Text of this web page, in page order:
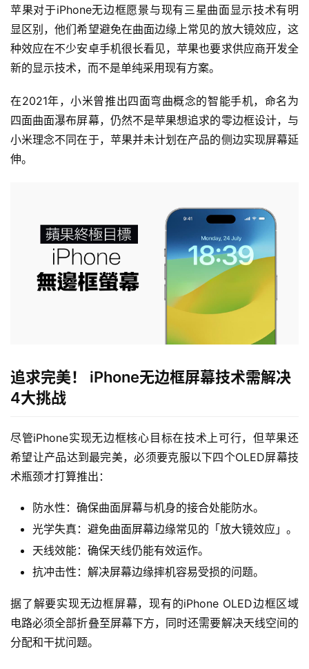
苹果对于iPhone无边框愿景与现有三星曲面显示技术有明
显区别，他们希望避免在曲面边缘上常见的放大镜效应，这
种效应在不少安卓手机很长看见，苹果也要求供应商开发全
新的显示技术，而不是单纯采用现有方案。
在2021年，小米曾推出四面弯曲概念的智能手机，命名为
四面曲面瀑布屏幕，仍然不是苹果想追求的零边框设计，与
小米理念不同在于，苹果并未计划在产品的侧边实现屏幕延
伸。
追求完美！ iPhone无边框屏幕技术需解决
4大挑战
尽管iPhone实现无边框核心目标在技术上可行，但苹果还
希望让产品达到最完美，必须要克服以下四个OLED屏幕技
术瓶颈才打算推出：
防水性：确保曲面屏幕与机身的接合处能防水。
光学失真：避免曲面屏幕边缘常见的「放大镜效应」。
天线效能：确保天线仍能有效运作。
抗冲击性：解决屏幕边缘摔机容易受损的问题。
据了解要实现无边框屏幕，现有的iPhone OLED边框区域
电路必须全部折叠至屏幕下方，同时还需要解决天线空间的
分配和干扰问题。